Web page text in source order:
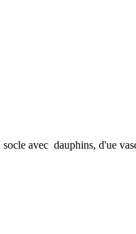
avec dauphins, d'ue